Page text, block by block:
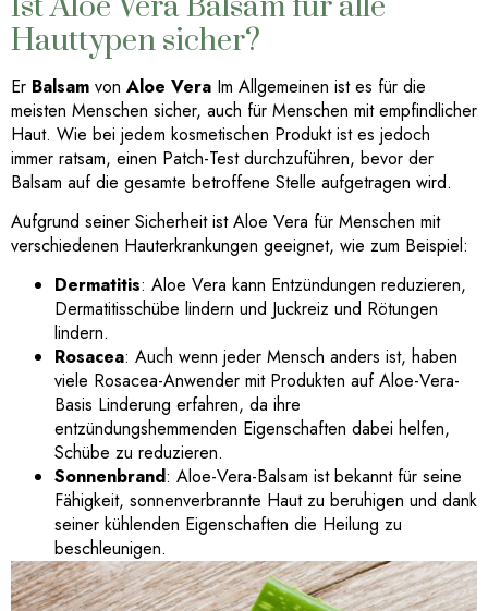
Hauttypen sicher?
Er Balsam von Aloe Vera Im Allgemeinen ist es für die
meisten Menschen sicher, auch für Menschen mit empfindlicher
Haut. Wie bei jedem kosmetischen Produkt ist es jedoch
immer ratsam, einen Patch-Test durchzuführen, bevor der
Balsam auf die gesamte betroffene Stelle aufgetragen wird.
Aufgrund seiner Sicherheit ist Aloe Vera für Menschen mit
verschiedenen Hauterkrankungen geeignet, wie zum Beispiel:
Dermatitis: Aloe Vera kann Entzündungen reduzieren,
Dermatitisschübe lindern und Juckreiz und Rötungen
lindern.
Rosacea: Auch wenn jeder Mensch anders ist, haben
viele Rosacea-Anwender mit Produkten auf Aloe-Vera-
Basis Linderung erfahren, da ihre
entzündungshemmenden Eigenschaften dabei helfen,
Schübe zu reduzieren.
Sonnenbrand: Aloe-Vera-Balsam ist bekannt für seine
Fähigkeit, sonnenverbrannte Haut zu beruhigen und dank
seiner kühlenden Eigenschaften die Heilung zu
beschleunigen.